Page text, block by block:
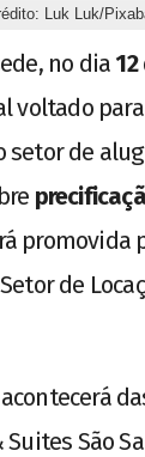
Luk Luk/
no dia
voltado
setor de
promovida
de
São